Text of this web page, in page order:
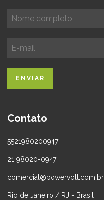
Contato
5521980200947
21 98020-0947
comercial@powervolt.com.br
Rio de Janeiro / RJ - Brasil